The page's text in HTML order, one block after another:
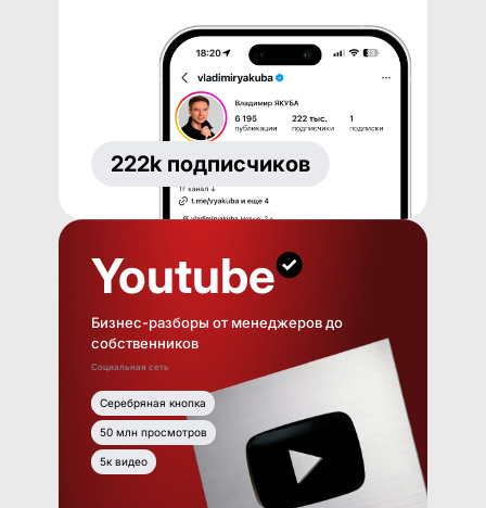
222k подписчиков
Youtube
Бизнес-разборы от менеджеров до
собственников
Социальная сеть
Серебряная кнопка
50 млн просмотров
5к видео